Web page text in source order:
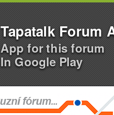
Tapatalk Forum
App for this forum
In Google Play